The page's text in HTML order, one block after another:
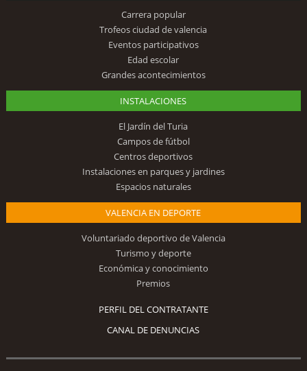
Carrera popular
Trofeos ciudad de valencia
Eventos participativos
Edad escolar
Grandes acontecimientos
INSTALACIONES
El Jardín del Turia
Campos de fútbol
Centros deportivos
Instalaciones en parques y jardines
Espacios naturales
VALENCIA EN DEPORTE
Voluntariado deportivo de Valencia
Turismo y deporte
Económica y conocimiento
Premios
PERFIL DEL CONTRATANTE
CANAL DE DENUNCIAS